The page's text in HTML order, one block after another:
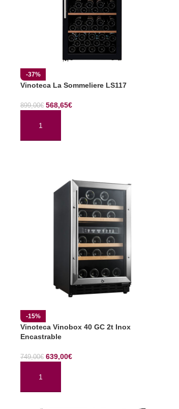
-37%
Vinoteca La Sommeliere LS117
899,00€ 568,65€
AÑADIR AL CARRITO
-15%
Vinoteca Vinobox 40 GC 2t Inox
Encastrable
749,00€ 639,00€
AÑADIR AL CARRITO